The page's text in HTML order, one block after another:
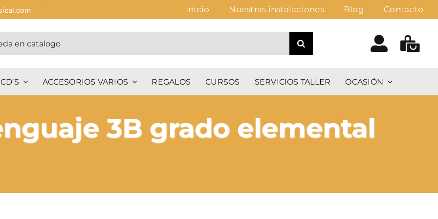
Inicio Nuestras instalaciones Blog Contacto
ACCESORIOS VARIOS REGALOS CURSOS SERVICIOS TALLER OCASIÓN
3B grado elemental